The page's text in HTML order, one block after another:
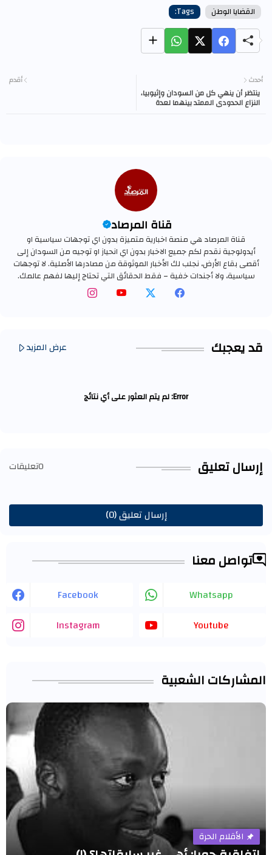
Tags: القضايا الوطن
أحدث
ينتظر أن ينهي كل من السودان وإثيوبيا،
النزاع الحدودي الممتد بينهما لعدة
سنوات، وتعود بموجبه منطقة
أقدم
قناة المرصاد
قناة المرصاد هي منصة اخبارية متميزة بدون اي توجهات سياسية او
أيدولوجية نقدم لكم جميع الاخبار بدون اي انحياز او توجيه من السودان إلى
أقصى بقاع الأرض، نجلب لك الأخبار الموثوقة من مصادرها الأصلية. لا توجهات
سياسية، ولا أجندات خفية – فقط الحقائق التي تحتاج إليها لفهم عالمك.
قد يعجبك عرض المزيد
Error: لم يتم العثور على أي نتائج
إرسال تعليق 0تعليقات
إرسال تعليق (0)
تواصل معنا
Facebook
Whatsapp
Instagram
Youtube
المشاركات الشعبية
الأقلام الحرة